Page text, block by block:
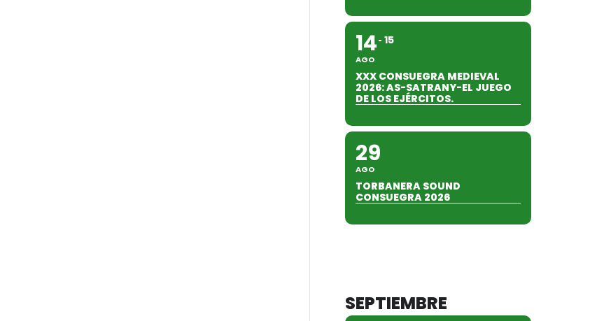
14
AGO
15
XXX CONSUEGRA MEDIEVAL
2026: AS-SATRANY-EL JUEGO
DE LOS EJÉRCITOS.
29
AGO
TORBANERA SOUND
CONSUEGRA 2026
SEPTIEMBRE